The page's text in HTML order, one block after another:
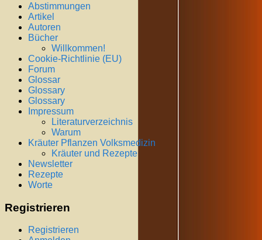
Abstimmungen
Artikel
Autoren
Bücher
Willkommen!
Cookie-Richtlinie (EU)
Forum
Glossar
Glossary
Glossary
Impressum
Literaturverzeichnis
Warum
Kräuter Pflanzen Volksmedizin
Kräuter und Rezepte
Newsletter
Rezepte
Worte
Registrieren
Registrieren